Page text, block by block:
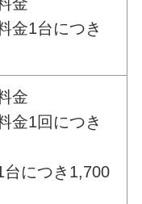
金1台につき
金
金1回につき
台につき1,700